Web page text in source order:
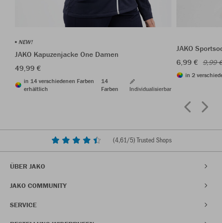
NEW!
JAKO Kapuzenjacke One Damen
49,99 €
in 14 verschiedenen Farben
erhältlich
14
Farben
Individualisierbar
JAKO
6,99 € 9,99
in 2
(4,61/5) Trusted Shops
ÜBER JAKO
JAKO COMMUNITY
SERVICE